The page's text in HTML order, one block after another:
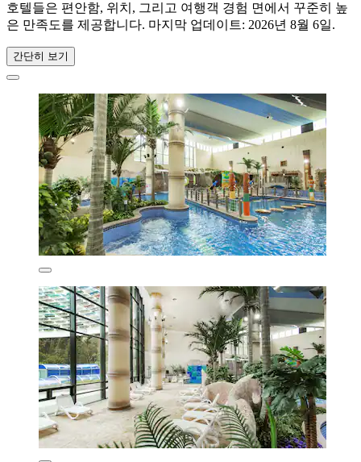
호텔들은 편안함, 위치, 그리고 여행객 경험 면에서 꾸준히 높
은 만족도를 제공합니다. 마지막 업데이트: 2026년 8월 6일.
간단히 보기